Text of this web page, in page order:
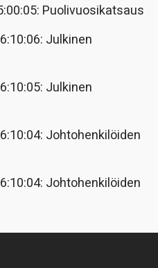
Puolivuosikatsaus
Julkinen
Julkinen
Johtohenkilöiden
Johtohenkilöiden